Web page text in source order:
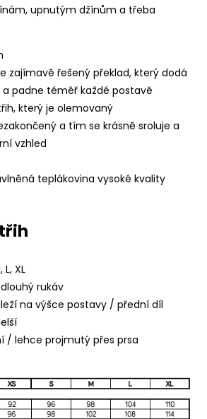
upnutým džínům a třeba
zajímavě řešený překlad, který dodá
padne téměř každé postavě
který je olemovaný
a tím se krásně sroluje a
vzhled
teplákovina vysoké kvality
XL
rukáv
na výšce postavy / přední díl
/ lehce projmutý přes prsa